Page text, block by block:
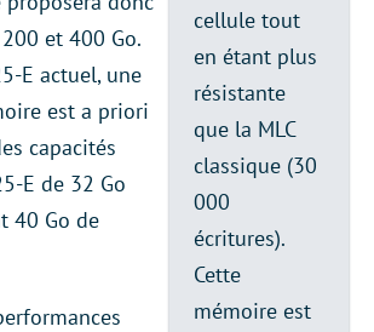
cellule tout
en étant plus
résistante
que la MLC
classique (30
000
écritures).
Cette
mémoire est
et 400 Go.
E actuel, une
est a priori
capacités
E de 32 Go
40 Go de